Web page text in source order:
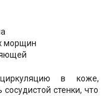
морщин
в коже,
стенки, что